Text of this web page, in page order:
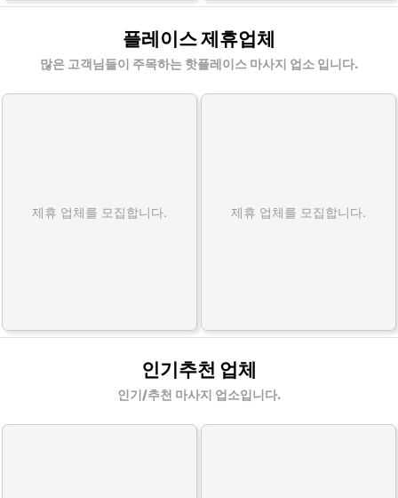
플레이스 제휴업체
많은 고객님들이 주목하는 핫플레이스 마사지 업소 입니다.
제휴 업체를 모집합니다. 제휴 업체를 모집합니다.
인기추천 업체
인기/추천 마사지 업소입니다.